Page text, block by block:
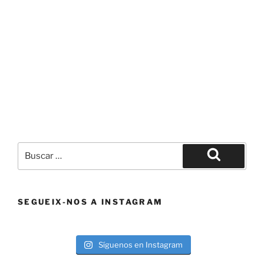
por:
Buscar
SEGUEIX-NOS A INSTAGRAM
Síguenos en Instagram